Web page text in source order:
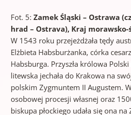
Fot. 5: Zamek Śląski – Ostrawa
hrad – Ostrava), Kraj morawsko-
W 1543 roku przejeżdżała tędy
Elżbieta Habsburżanka, córka
Habsburga. Przyszła królowa
litewska jechała do Krakowa na
polskim Zygmuntem II Augustem.
osobowej procesji własnej oraz
biskupa płockiego udała się ona na